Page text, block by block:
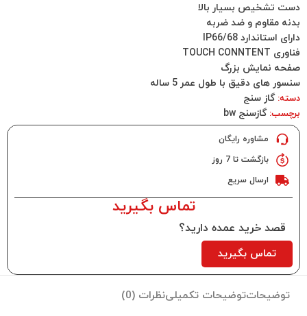
دست تشخیص بسیار بالا
بدنه مقاوم و ضد ضربه
دارای استاندارد IP66/68
فناوری TOUCH CONNTENT
صفحه نمایش بزرگ
سنسور های دقیق با طول عمر 5 ساله
دسته: گاز سنج
برچسب: گازسنج bw
مشاوره رایگان
بازگشت تا 7 روز
ارسال سریع
تماس بگیرید
قصد خرید عمده دارید؟
تماس بگیرید
توضیحاتتوضیحات تکمیلینظرات (0)